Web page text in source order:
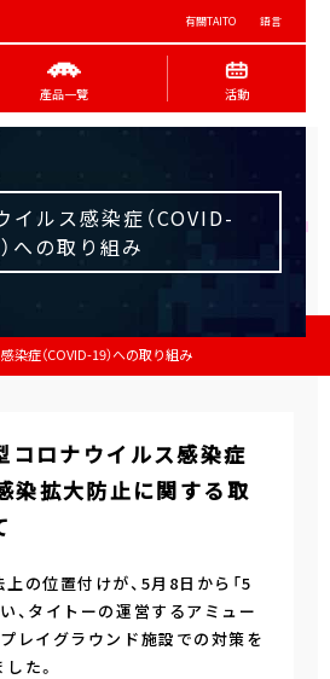
有關TAITO 語言
產品一覽 活動
イルス感染症（COVID-
への取り組み
染症（COVID-19）への取り組み
コロナウイルス感染症
染拡大防止に関する取
の位置付けが、5月8日から「5
、タイトーの運営するアミュー
レイグラウンド施設での対策を
た。